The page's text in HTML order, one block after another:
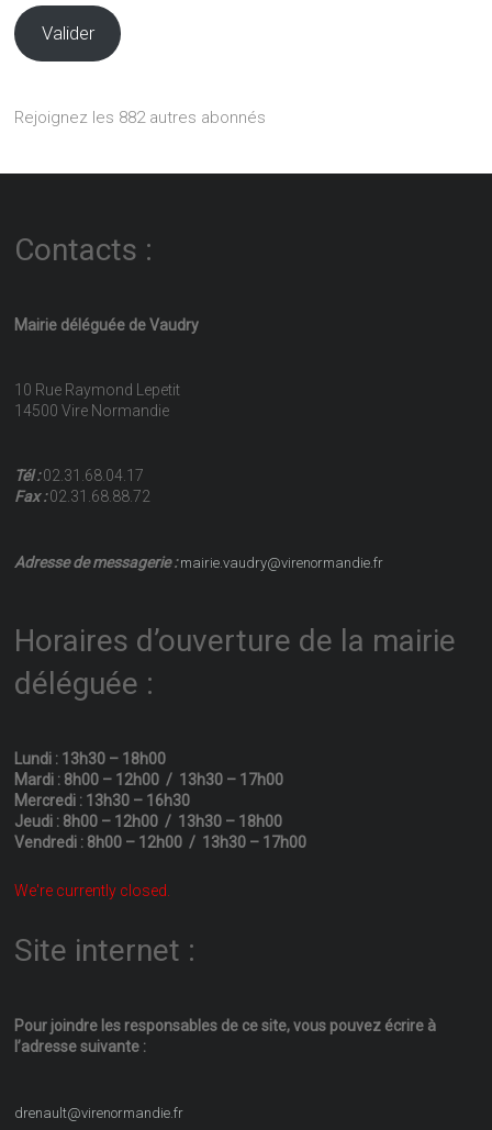
Valider
Rejoignez les 882 autres abonnés
Contacts :
Mairie déléguée de Vaudry
10 Rue Raymond Lepetit
14500 Vire Normandie
Tél :02.31.68.04.17
Fax :02.31.68.88.72
Adresse de messagerie :mairie.vaudry@virenormandie.fr
Horaires d’ouverture de la mairie
déléguée :
Lundi : 13h30 – 18h00
Mardi : 8h00 – 12h00 / 13h30 – 17h00
Mercredi : 13h30 – 16h30
Jeudi : 8h00 – 12h00 / 13h30 – 18h00
Vendredi : 8h00 – 12h00 / 13h30 – 17h00
We're currently closed.
Site internet :
Pour joindre les responsables de ce site, vous pouvez écrire à
l’adresse suivante :
drenault@virenormandie.fr